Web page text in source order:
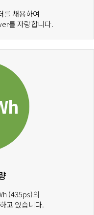
를 채용하여
를 자랑합니다.
(435ps)의
고 있습니다.